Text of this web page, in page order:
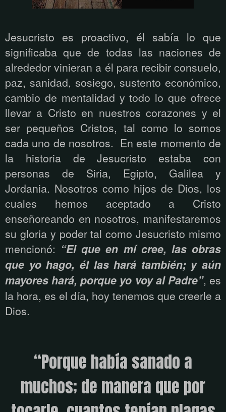
Jesucristo es proactivo, él sabía lo que
significaba que de todas las naciones de
alrededor vinieran a él para recibir consuelo,
paz, sanidad, sosiego, sustento económico,
cambio de mentalidad y todo lo que ofrece
llevar a Cristo en nuestros corazones y el
ser pequeños Cristos, tal como lo somos
cada uno de nosotros. En este momento de
la historia de Jesucristo estaba con
personas de Siria, Egipto, Galilea y
Jordania. Nosotros como hijos de Dios, los
cuales hemos aceptado a Cristo
enseñoreando en nosotros, manifestaremos
su gloria y poder tal como Jesucristo mismo
mencionó: “El que en mí cree, las obras
que yo hago, él las hará también; y aún
mayores hará, porque yo voy al Padre”, es
la hora, es el día, hoy tenemos que creerle a
Dios.
“Porque había sanado a
muchos; de manera que por